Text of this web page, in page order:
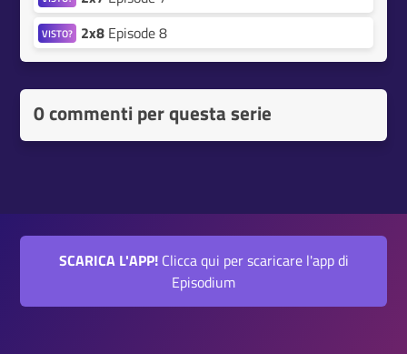
VISTO? 2x8 Episode 8
0 commenti per questa serie
SCARICA L'APP!Clicca qui per scaricare l'app di
Episodium